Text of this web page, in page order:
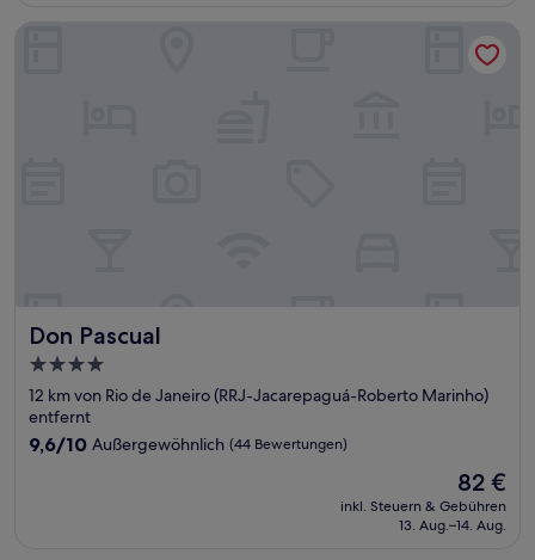
Don Pascual
Don Pascual
4.0-
Sterne-
Unterkunft
12 km von Rio de Janeiro (RRJ-Jacarepaguá-Roberto Marinho)
entfernt
9.6
9,6/10 Außergewöhnlich (44 Bewertungen)
Der
Preis
beträgt
82 €
inkl. Steuern & Gebühren
13. Aug.–14. Aug.